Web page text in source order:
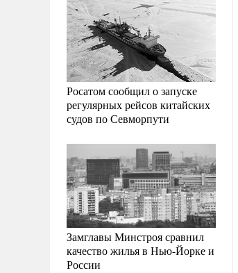
Росатом сообщил о запуске
регулярных рейсов китайских
судов по Севморпути
Замглавы Минстроя сравнил
качество жилья в Нью-Йорке и
России